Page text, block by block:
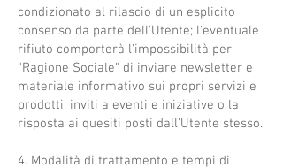
condizionato al rilascio di un esplicito
consenso da parte dell'Utente; l'eventuale
rifiuto comporterà l'impossibilità per
"Ragione Sociale" di inviare newsletter e
materiale informativo sui propri servizi e
prodotti, inviti a eventi e iniziative o la
risposta ai quesiti posti dall'Utente stesso.
4. Modalità di trattamento e tempi di